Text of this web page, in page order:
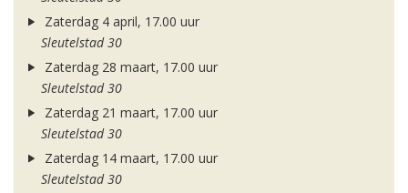
Zaterdag 4 april, 17.00 uur
Sleutelstad 30
Zaterdag 28 maart, 17.00 uur
Sleutelstad 30
Zaterdag 21 maart, 17.00 uur
Sleutelstad 30
Zaterdag 14 maart, 17.00 uur
Sleutelstad 30